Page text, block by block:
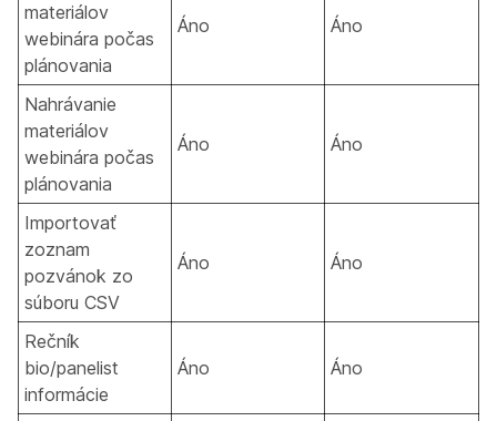
materiálov
webinára počas
plánovania
Áno Áno
Nahrávanie
materiálov
webinára počas
plánovania
Áno Áno
Importovať
zoznam
pozvánok zo
súboru CSV
Áno Áno
Rečník
bio/panelist
informácie
Áno Áno